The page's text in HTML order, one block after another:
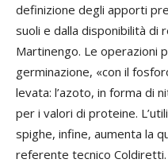
definizione degli apporti
suoli e dalla disponibilità di
Martinengo. Le operazioni
germinazione, «con il
levata: l’azoto, in forma di
per i valori di proteine.
spighe, infine, aumenta la
referente tecnico Coldiretti.